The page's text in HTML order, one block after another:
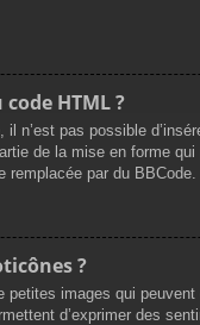
HTML ?
il n’est pas possible
de la mise en forme qui
remplacée par du BBCode.
?
petites images qui
d’exprimer des